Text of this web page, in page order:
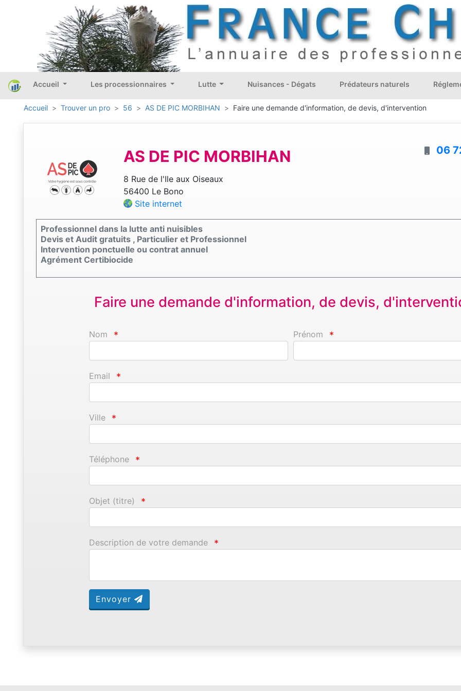
Accueil Les processionnaires Lutte Nuisances - Dégats Prédateurs naturels
Accueil Trouver un pro 56 AS DE PIC MORBIHAN Faire une demande d'information, de devis, d'intervention
AS DE PIC MORBIHAN
8 Rue de l'Ile aux Oiseaux
56400 Le Bono
Site internet
06
Professionnel dans la lutte anti nuisibles
Devis et Audit gratuits , Particulier et Professionnel
Intervention ponctuelle ou contrat annuel
Agrément Certibiocide
Faire une demande d'information, de devis,
Nom * Prénom *
Email *
Ville *
Téléphone *
Objet (titre) *
Description de votre demande *
Envoyer